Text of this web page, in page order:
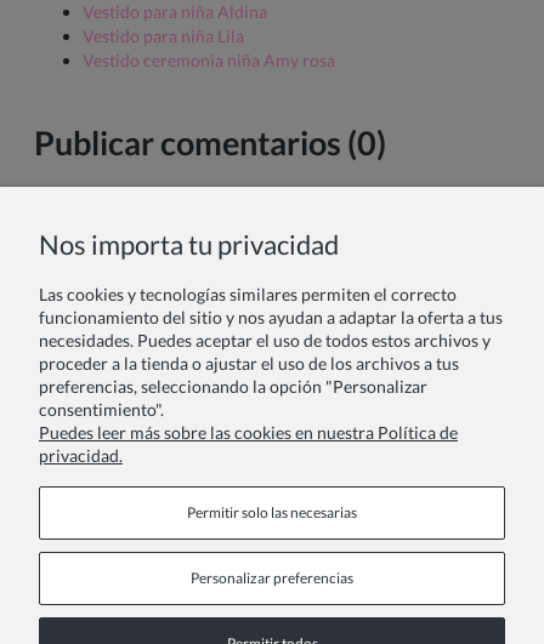
Vestido para niña Aldina
Vestido para niña Lila
Vestido ceremonia niña Amy rosa
Publicar comentarios (0)
Tu comentario:
Enviar
Nos importa tu privacidad
Las cookies y tecnologías similares permiten el correcto
funcionamiento del sitio y nos ayudan a adaptar la oferta a tus
necesidades. Puedes aceptar el uso de todos estos archivos y
proceder a la tienda o ajustar el uso de los archivos a tus
preferencias, seleccionando la opción "Personalizar
consentimiento".
Puedes leer más sobre las cookies en nuestra Política de
privacidad.
Permitir solo las necesarias
Personalizar preferencias